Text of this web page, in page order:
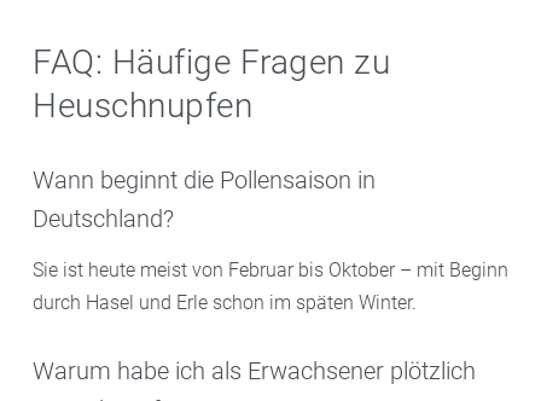
FAQ: Häufige Fragen zu
Heuschnupfen
Wann beginnt die Pollensaison in
Deutschland?
Sie ist heute meist von Februar bis Oktober – mit Beginn
durch Hasel und Erle schon im späten Winter.
Warum habe ich als Erwachsener plötzlich